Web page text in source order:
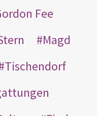
Fee
Magd
Tischendorf